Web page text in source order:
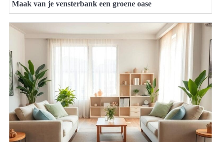
Maak van je vensterbank een groene oase